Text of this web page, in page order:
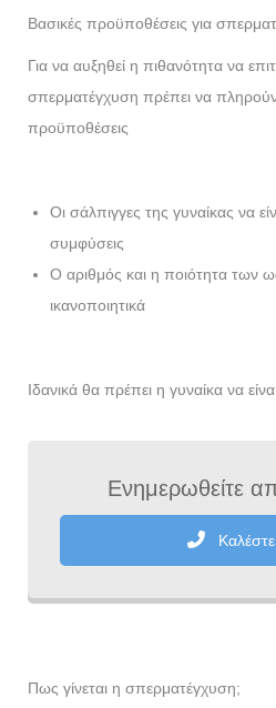
Βασικές προϋποθέσεις για
Για να αυξηθεί η πιθανότητα να
σπερματέγχυση πρέπει να
προϋποθέσεις
Οι σάλπιγγες της γυναίκας να
συμφύσεις
Ο αριθμός και η ποιότητα των
ικανοποιητικά
Ιδανικά θα πρέπει η γυναίκα να
Ενημερωθείτε
Πως γίνεται η σπερματέγχυση;